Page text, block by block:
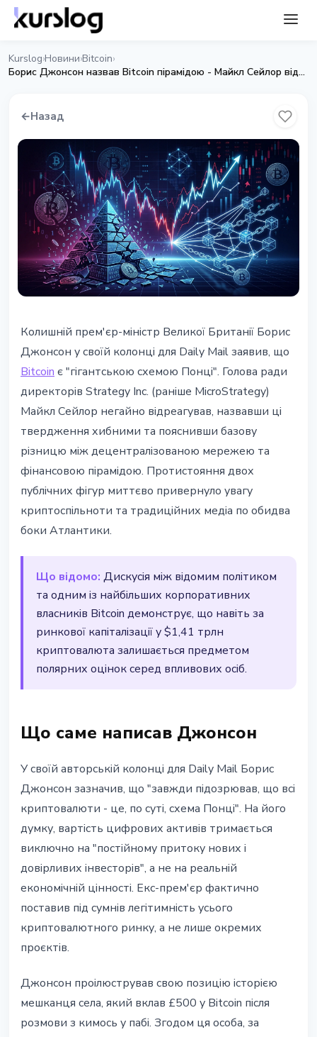
Kurslog›Новини›Bitcoin›
Борис Джонсон назвав Bitcoin пірамідою - Майкл Сейлор відповів
←Назад
Борис Джонсон назвав Bitcoin
пірамідою - Майкл Сейлор
відповів
14 березня 2026 р.4 хв читання
Наталія Дорофєєва
Колишній прем'єр-міністр Великої Британії Борис
Джонсон у своїй колонці для Daily Mail заявив, що
Bitcoin є "гігантською схемою Понці". Голова ради
директорів Strategy Inc. (раніше MicroStrategy)
Майкл Сейлор негайно відреагував, назвавши ці
твердження хибними та пояснивши базову
різницю між децентралізованою мережею та
фінансовою пірамідою. Протистояння двох
публічних фігур миттєво привернуло увагу
криптоспільноти та традиційних медіа по обидва
боки Атлантики.
Що відомо: Дискусія між відомим політиком
та одним із найбільших корпоративних
власників Bitcoin демонструє, що навіть за
ринкової капіталізації у $1,41 трлн
криптовалюта залишається предметом
полярних оцінок серед впливових осіб.
Що саме написав Джонсон
У своїй авторській колонці для Daily Mail Борис
Джонсон зазначив, що "завжди підозрював, що всі
криптовалюти - це, по суті, схема Понці". На його
думку, вартість цифрових активів тримається
виключно на "постійному притоку нових і
довірливих інвесторів", а не на реальній
економічній цінності. Екс-прем'єр фактично
поставив під сумнів легітимність усього
криптовалютного ринку, а не лише окремих
проєктів.
Джонсон проілюстрував свою позицію історією
мешканця села, який вклав £500 у Bitcoin після
розмови з кимось у пабі. Згодом ця особа, за